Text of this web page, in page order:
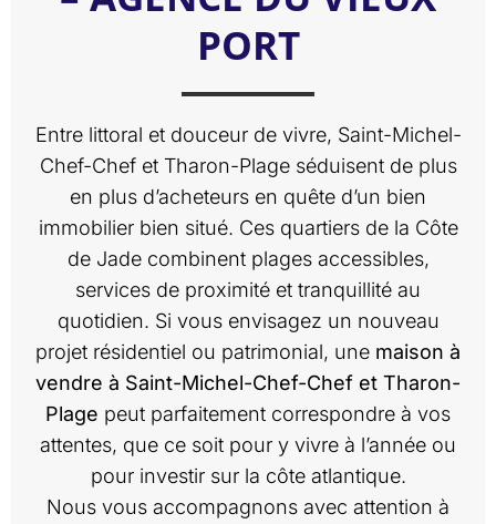
PORT
Entre littoral et douceur de vivre, Saint-Michel-
Chef-Chef et Tharon-Plage séduisent de plus
en plus d’acheteurs en quête d’un bien
immobilier bien situé. Ces quartiers de la Côte
de Jade combinent plages accessibles,
services de proximité et tranquillité au
quotidien. Si vous envisagez un nouveau
projet résidentiel ou patrimonial, une maison à
vendre à Saint-Michel-Chef-Chef et Tharon-
Plage peut parfaitement correspondre à vos
attentes, que ce soit pour y vivre à l’année ou
pour investir sur la côte atlantique.
Nous vous accompagnons avec attention à